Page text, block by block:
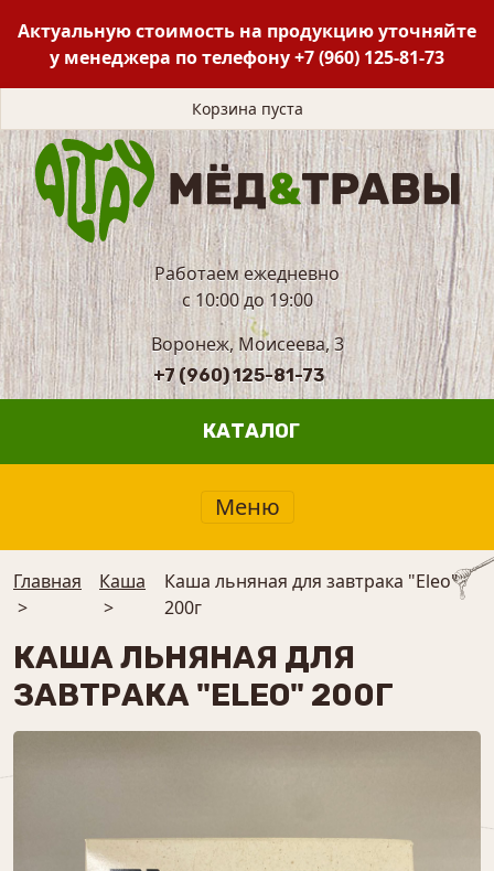
Актуальную стоимость на продукцию уточняйте
у менеджера по телефону+7 (960) 125-81-73
Корзина пуста
Работаем ежедневно
с 10:00 до 19:00
Воронеж, Моисеева, 3
+7 (960) 125-81-73
КАТАЛОГ
Меню
Главная
>
Каша
>
Каша льняная для завтрака "Eleo"
200г
КАША ЛЬНЯНАЯ ДЛЯ
ЗАВТРАКА "ELEO" 200Г